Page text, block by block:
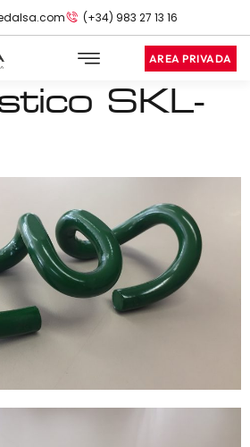
(+34) 983 27 13 16
AREA PRIVADA
SKL-